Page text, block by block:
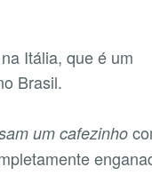
Itália, que é um
Brasil.
um cafezinho